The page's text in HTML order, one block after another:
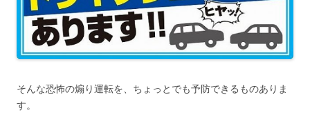
そんな恐怖の煽り運転を、ちょっとでも予防できるものありま
す。